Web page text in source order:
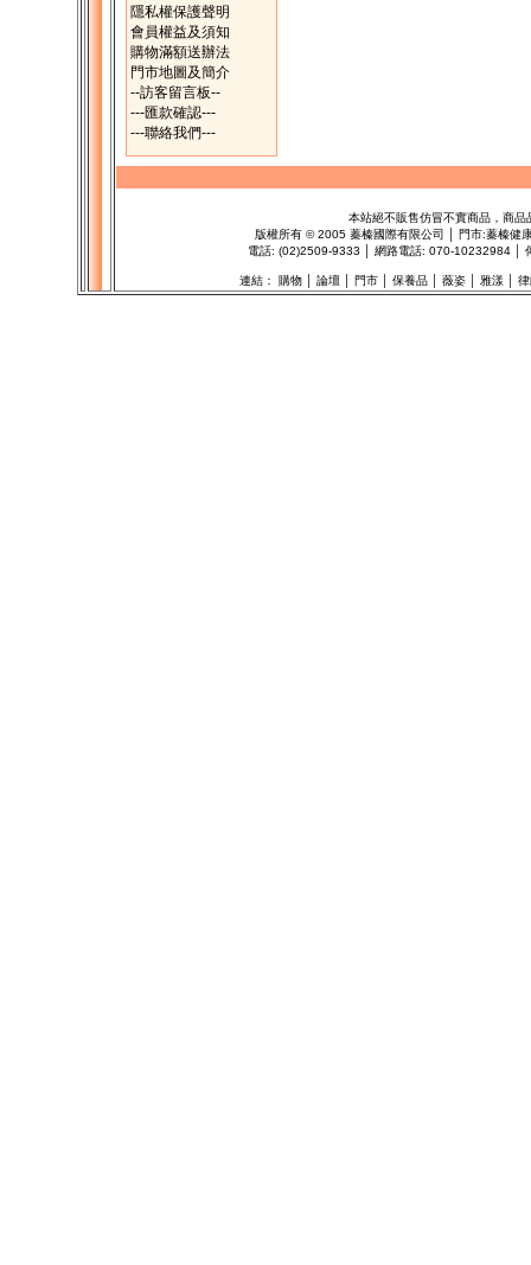
隱私權保護聲明
會員權益及須知
購物滿額送辦法
門市地圖及簡介
--訪客留言板--
---匯款確認---
---聯絡我們---
本站絕不販售仿冒不實商品，商
版權所有 ©2005 蓁榛國際有限公司 │ 門市:蓁榛健
電話: (02)2509-9333 │ 網路電話: 070-10232984 │
連結： 購物│ 論壇│ 門市│ 保養品│ 薇姿│ 雅漾